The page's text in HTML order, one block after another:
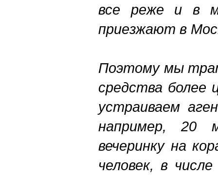
все реже и в
приезжают в
Поэтому мы
средства более
устраиваем
например, 20
вечеринку на
человек, в